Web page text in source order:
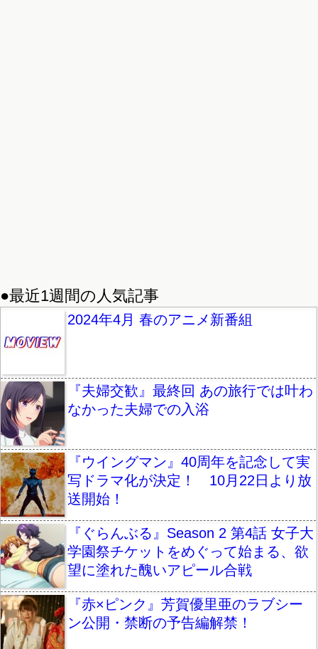
●最近1週間の人気記事
2024年4月 春のアニメ新番組
『夫婦交歓』最終回 あの旅行では叶わ
なかった夫婦での入浴
『ウイングマン』40周年を記念して実
写ドラマ化が決定！ 10月22日より放
送開始！
『ぐらんぶる』Season 2 第4話 女子大
学園祭チケットをめぐって始まる、欲
望に塗れた醜いアピール合戦
『赤×ピンク』芳賀優里亜のラブシー
ン公開・禁断の予告編解禁！